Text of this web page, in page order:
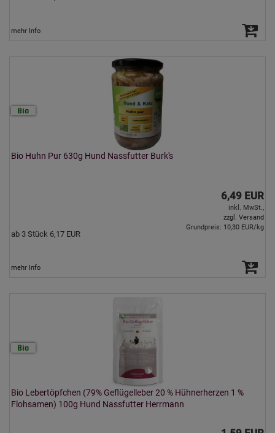
mehr Info
Bio Huhn Pur 630g Hund Nassfutter Burk's
6,49 EUR
inkl. MwSt.,
zzgl. Versand
ab 3 Stück 6,17 EUR
Grundpreis: 10,30 EUR/kg
mehr Info
Bio Lebertöpfchen (79% Geflügelleber 20 % Hühnerherzen 1 %
Flohsamen) 100g Hund Nassfutter Herrmann